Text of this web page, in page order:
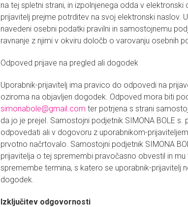
na tej spletni strani, in izpolnjenega odda v
prijavitelj prejme potrditev na svoj elektronski naslov.
navedeni osebni podatki pravilni in samostojnemu
ravnanje z njimi v okviru določb o varovanju osebnih
Odpoved prijave na pregled ali dogodek
Uporabnik-prijavitelj ima pravico do odpovedi na
oziroma na objavljen dogodek. Odpoved mora biti
simonabole@gmail.com ter potrjena s strani
da jo je prejel. Samostojni podjetnik SIMONA BOLE
odpovedati ali v dogovoru z uporabnikom-
prvotno načrtovalo. Samostojni podjetnik SIMONA
prijavitelja o tej spremembi pravočasno obvestil in
spremembe termina, s katero se uporabnik-prijavitelj
dogodek.
Izključitev odgovornosti